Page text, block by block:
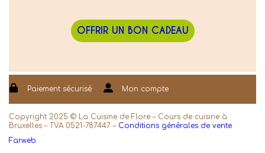
OFFRIR UN BON CADEAU
Paiement sécurisé Mon compte
Copyright 2025 © La Cuisine de Flore – Cours de cuisine à
Bruxelles – TVA 0521-787447 – Conditions générales de vente
Farweb